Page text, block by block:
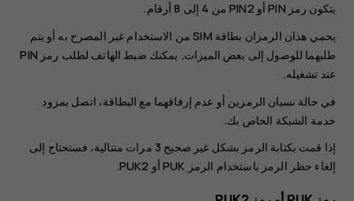
يتكون رمز PIN أو PIN2 من 4 إلى 8 أرقام.
يحمي هذان الرمزان بطاقة SIM من الاستخدام غير المصرح به أو يتم
طلبهما للوصول إلى بعض الميزات. يمكنك ضبط الهاتف لطلب رمز PIN
عند تشغيله.
في حالة نسيان الرمزين أو عدم إرفاقهما مع البطاقة، اتصل بمزود
خدمة الشبكة الخاص بك.
إذا قمت بكتابة الرمز بشكل غير صحيح 3 مرات متتالية، فستحتاج إلى
إلغاء حظر الرمز باستخدام الرمز PUK أو PUK2.